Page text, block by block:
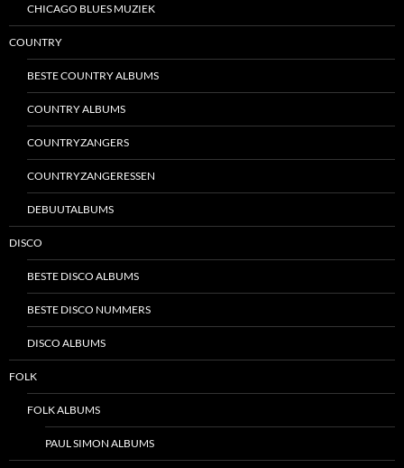
CHICAGO BLUES MUZIEK
COUNTRY
BESTE COUNTRY ALBUMS
COUNTRY ALBUMS
COUNTRYZANGERS
COUNTRYZANGERESSEN
DEBUUTALBUMS
DISCO
BESTE DISCO ALBUMS
BESTE DISCO NUMMERS
DISCO ALBUMS
FOLK
FOLK ALBUMS
PAUL SIMON ALBUMS